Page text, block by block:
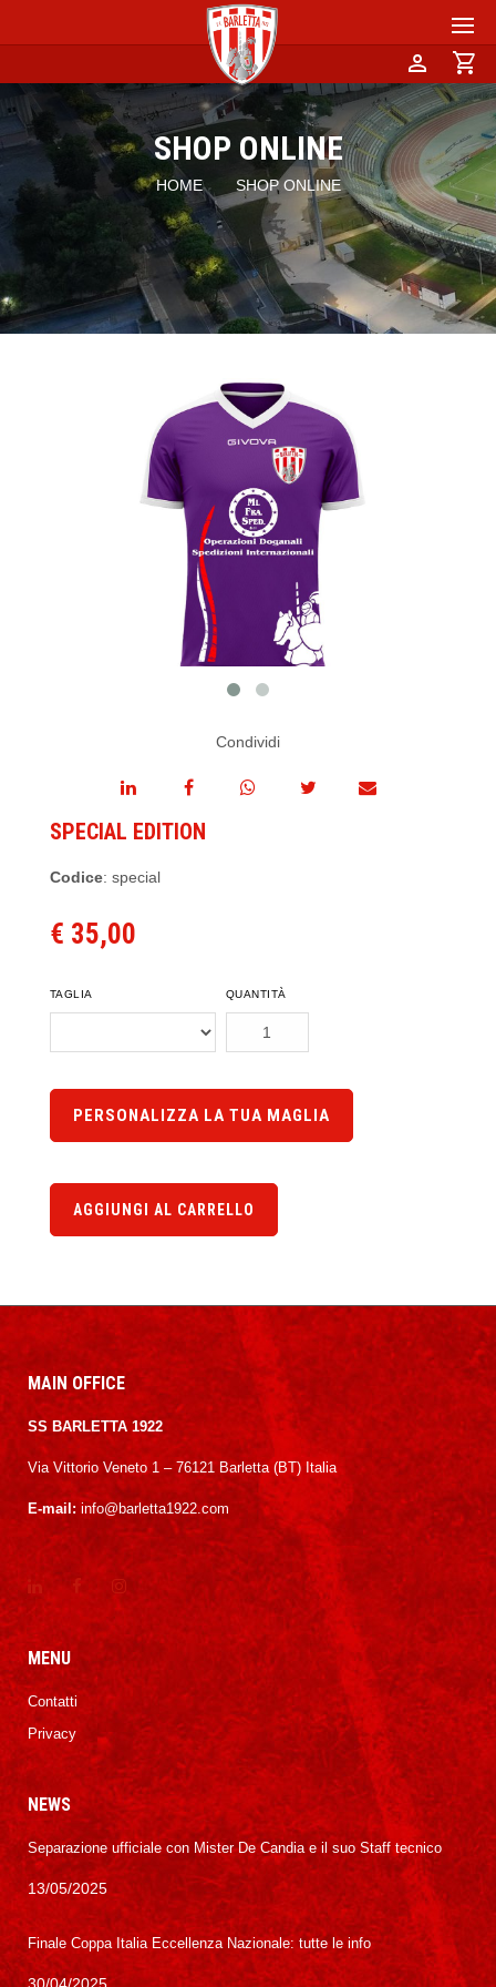
person shopping_cart
SHOP ONLINE
HOME SHOP ONLINE
Condividi
SPECIAL EDITION
Codice: special
€ 35,00
TAGLIA QUANTITÀ
PERSONALIZZA LA TUA MAGLIA
AGGIUNGI AL CARRELLO
MAIN OFFICE
SS BARLETTA 1922
Via Vittorio Veneto 1 – 76121 Barletta (BT) Italia
E-mail: info@barletta1922.com
MENU
Contatti
Privacy
NEWS
Separazione ufficiale con Mister De Candia e il suo Staff tecnico
13/05/2025
Finale Coppa Italia Eccellenza Nazionale: tutte le info